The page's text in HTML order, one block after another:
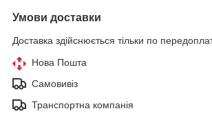
Умови доставки
Доставка здійснюється тільки по
Нова Пошта
Самовивіз
Транспортна компанія